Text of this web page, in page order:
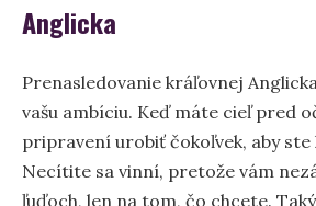
Anglicka
Prenasledovanie kráľovnej
vašu ambíciu. Keď máte cieľ pred
pripravení urobiť čokoľvek, aby ste
Necítite sa vinní, pretože vám
ľuďoch, len na tom, čo chcete.